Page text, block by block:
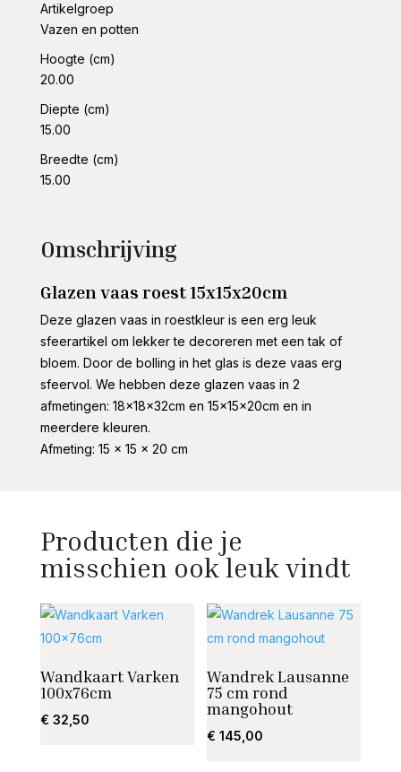
Artikelgroep
Vazen en potten
Hoogte (cm)
20.00
Diepte (cm)
15.00
Breedte (cm)
15.00
Omschrijving
Glazen vaas roest 15x15x20cm
Deze glazen vaas in roestkleur is een erg leuk
sfeerartikel om lekker te decoreren met een tak of
bloem. Door de bolling in het glas is deze vaas erg
sfeervol. We hebben deze glazen vaas in 2
afmetingen: 18x18x32cm en 15x15x20cm en in
meerdere kleuren.
Afmeting: 15 x 15 x 20 cm
Producten die je
misschien ook leuk vindt
Wandkaart Varken
100x76cm
€ 32,50
Wandrek Lausanne
75 cm rond
mangohout
€ 145,00